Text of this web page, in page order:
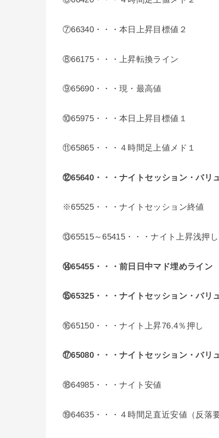
⑦66340・・・本日上昇目標値２
⑧66175・・・上昇転換ライン
⑨65690・・・現・最高値
⑩65975・・・本日上昇目標値１
⑪65865・・・４時間足上値メド１
⑫65640 ・・・ナイトセッション・バリ
※65525・・・ナイトセッション終値
⑬65515～65415・・・ナイト上昇浅押
⑭65455・・・前日日中マド埋めライン
⑮65325・・・ナイトセッション・バリ
⑯65150・・・ナイト上昇76.4％押し
⑰65080 ・・・ナイトセッション・バリ
⑱64985・・・ナイト安値
⑲64635・・・４時間足直近安値（反落要